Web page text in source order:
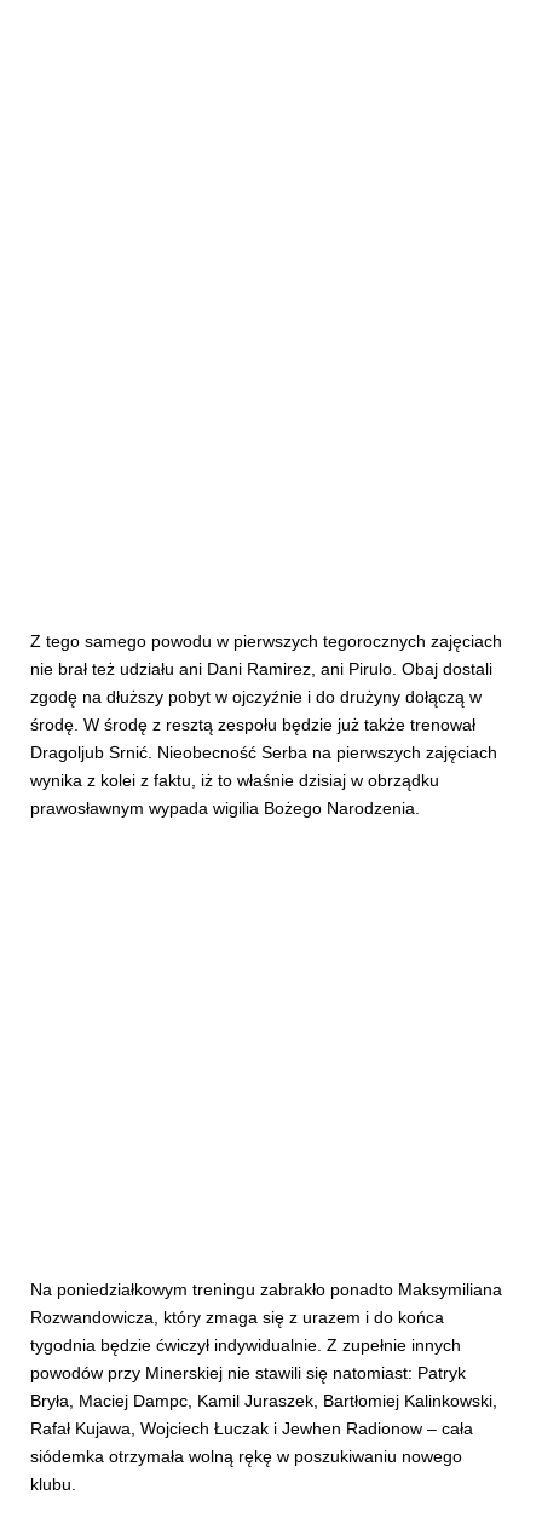
Z tego samego powodu w pierwszych tegorocznych zajęciach
nie brał też udziału ani Dani Ramirez, ani Pirulo. Obaj dostali
zgodę na dłuższy pobyt w ojczyźnie i do drużyny dołączą w
środę. W środę z resztą zespołu będzie już także trenował
Dragoljub Srnić. Nieobecność Serba na pierwszych zajęciach
wynika z kolei z faktu, iż to właśnie dzisiaj w obrządku
prawosławnym wypada wigilia Bożego Narodzenia.
Na poniedziałkowym treningu zabrakło ponadto Maksymiliana
Rozwandowicza, który zmaga się z urazem i do końca
tygodnia będzie ćwiczył indywidualnie. Z zupełnie innych
powodów przy Minerskiej nie stawili się natomiast: Patryk
Bryła, Maciej Dampc, Kamil Juraszek, Bartłomiej Kalinkowski,
Rafał Kujawa, Wojciech Łuczak i Jewhen Radionow – cała
siódemka otrzymała wolną rękę w poszukiwaniu nowego
klubu.